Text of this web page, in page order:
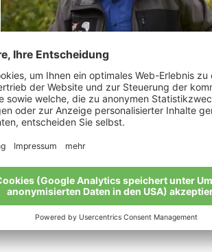
Kobler Augustin
„Ein Bioapfel ist die perfekte Verbindung
von Mensch und Natur.“
Meine Geschichte
Alle Bio-Bauern im Überblick